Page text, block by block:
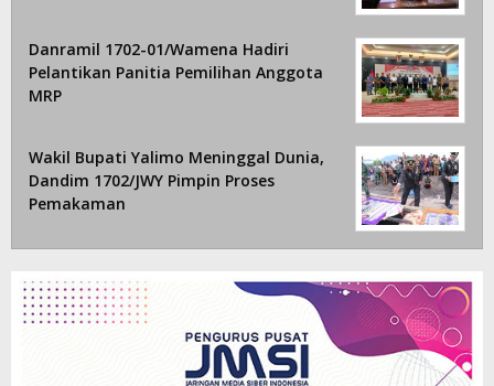
Danramil 1702-01/Wamena Hadiri
Pelantikan Panitia Pemilihan Anggota
MRP
Wakil Bupati Yalimo Meninggal Dunia,
Dandim 1702/JWY Pimpin Proses
Pemakaman